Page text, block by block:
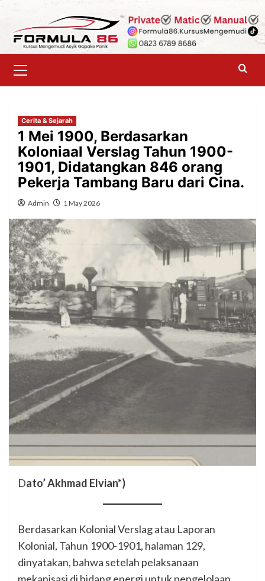
content
Menu
Cerita & Sejarah
1 Mei 1900, Berdasarkan
Koloniaal Verslag Tahun 1900-
1901, Didatangkan 846 orang
Pekerja Tambang Baru dari Cina.
Admin 1 May 2026
Dato’ Akhmad Elvian*)
Berdasarkan Kolonial Verslag atau Laporan
Kolonial, Tahun 1900-1901, halaman 129,
dinyatakan, bahwa setelah pelaksanaan